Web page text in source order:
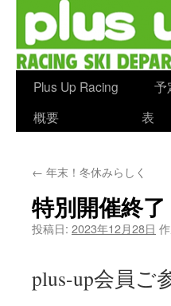
ン
ン
ツ
へ
Plus Up Racing
概要
予
表
← 年末！冬休みらしく
特別開催終了
投稿日: 2023年12月28日
plus-up会員ご